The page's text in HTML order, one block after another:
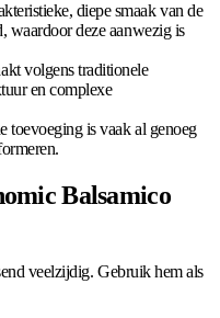
diepe smaak van de
waardoor deze aanwezig is
volgens traditionele
en complexe
toevoeging is vaak al genoeg
Balsamico
veelzijdig. Gebruik hem als